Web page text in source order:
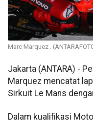
Marc Marquez .
Jakarta (ANTARA) -
Marquez mencatat
Sirkuit Le Mans
Dalam kualifikasi